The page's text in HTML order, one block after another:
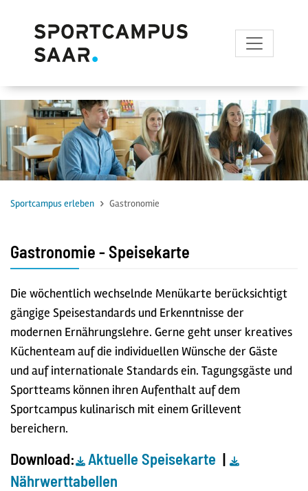
zum Inhalt
Sportcampus erleben Gastronomie
Gastronomie - Speisekarte
Die wöchentlich wechselnde Menükarte berücksichtigt
gängige Speisestandards und Erkenntnisse der
modernen Ernährungslehre. Gerne geht unser kreatives
Küchenteam auf die individuellen Wünsche der Gäste
und auf internationale Standards ein. Tagungsgäste und
Sportteams können ihren Aufenthalt auf dem
Sportcampus kulinarisch mit einem Grillevent
bereichern.
Download: Aktuelle Speisekarte |
Nährwerttabellen